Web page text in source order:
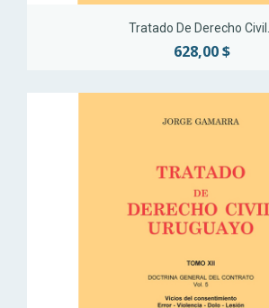
Tratado De Derecho Civil...
628,00 $